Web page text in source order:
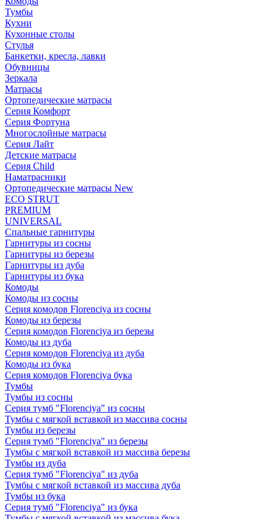
Тумбы
Кухни
Кухонные столы
Стулья
Банкетки, кресла, лавки
Обувницы
Зеркала
Матрасы
Ортопедические матрасы
Серия Комфорт
Серия Фортуна
Многослойные матрасы
Серия Лайт
Детские матрасы
Серия Child
Наматрасники
Ортопедические матрасы New
ECO STRUT
PREMIUM
UNIVERSAL
Спальные гарнитуры
Гарнитуры из сосны
Гарнитуры из березы
Гарнитуры из дуба
Гарнитуры из бука
Комоды
Комоды из сосны
Серия комодов Florenciya из сосны
Комоды из березы
Серия комодов Florenciya из березы
Комоды из дуба
Серия комодов Florenciya из дуба
Комоды из бука
Серия комодов Florenciya бука
Тумбы
Тумбы из сосны
Серия тумб "Florenciya" из сосны
Тумбы с мягкой вставкой из массива сосны
Тумбы из березы
Серия тумб "Florenciya" из березы
Тумбы с мягкой вставкой из массива березы
Тумбы из дуба
Серия тумб "Florenciya" из дуба
Тумбы с мягкой вставкой из массива дуба
Тумбы из бука
Серия тумб "Florenciya" из бука